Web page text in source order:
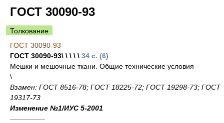
ГОСТ 30090-93
Толкование
ГОСТ 30090-93
ГОСТ 30090-93\ \ \ \ \ 34 с. (6)
Мешки и мешочные ткани. Общие технические условия
\
Взамен: ГОСТ 8516-78; ГОСТ 18225-72; ГОСТ 19298-73; ГОСТ
19317-73
Изменение №1/ИУС 5-2001
—————